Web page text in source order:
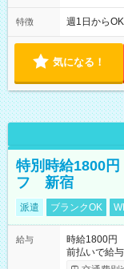
特徴 週1日から
気になる！
特別時給1800
フ 新宿
派遣 ブランクOK
給与
時給1800円
前払いで給